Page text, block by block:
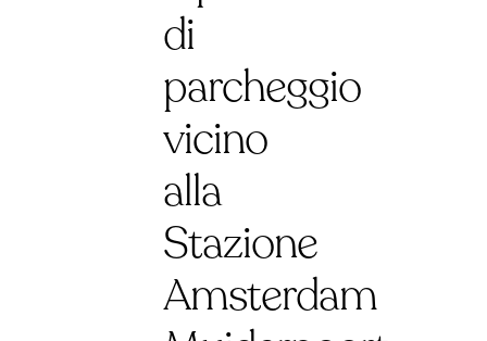
di
parcheggio
vicino
alla
Stazione
Amsterdam